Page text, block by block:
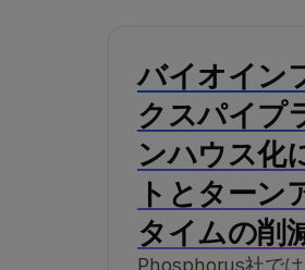
バイオイン
クスパイプ
ンハウス化
トとターン
タイムの削
Phosphorus社で